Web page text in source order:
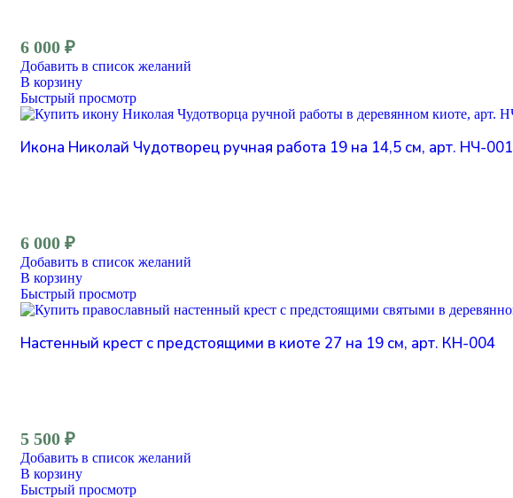
6 000 ₽
Добавить в список желаний
В корзину
Быстрый просмотр
Икона Николай Чудотворец ручная работа 19 на 14,5 см, арт. НЧ-001
6 000 ₽
Добавить в список желаний
В корзину
Быстрый просмотр
Настенный крест с предстоящими в киоте 27 на 19 см, арт. КН-004
5 500 ₽
Добавить в список желаний
В корзину
Быстрый просмотр